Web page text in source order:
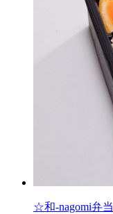
☆和-nagomi弁当